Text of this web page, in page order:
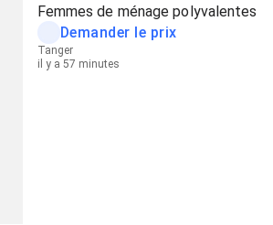
Femmes de ménage polyvalentes
Demander le prix
Tanger
il y a 57 minutes